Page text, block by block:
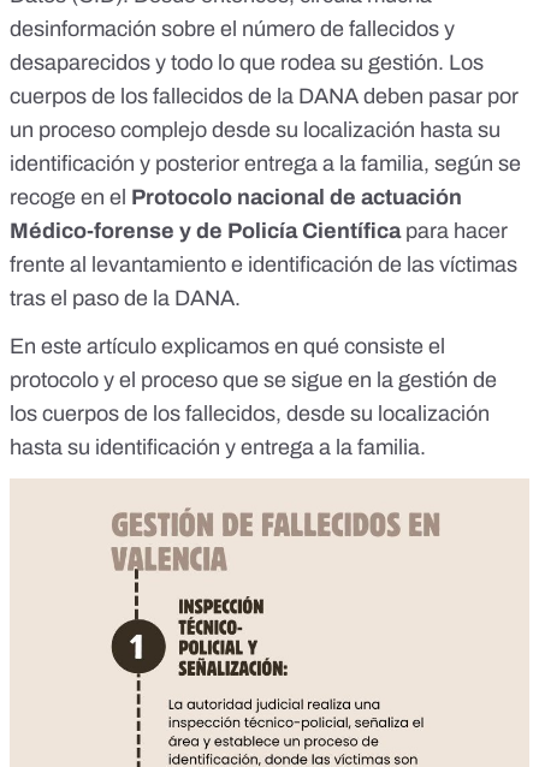
desinformación sobre el número de fallecidos y
desaparecidos y todo lo que rodea su gestión. Los
cuerpos de los fallecidos de la DANA deben pasar por
un proceso complejo desde su localización hasta su
identificación y posterior entrega a la familia, según se
recoge en el Protocolo nacional de actuación
Médico-forense y de Policía Científicapara hacer
frente al levantamiento e identificación de las víctimas
tras el paso de la DANA.
En este artículo explicamos en qué consiste el
protocolo y el proceso que se sigue en la gestión de
los cuerpos de los fallecidos, desde su localización
hasta su identificación y entrega a la familia.